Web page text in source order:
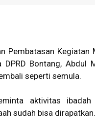
Pembatasan Kegiatan
Bontang, Abdul
seperti semula.
aktivitas
sudah bisa dirapatkan.